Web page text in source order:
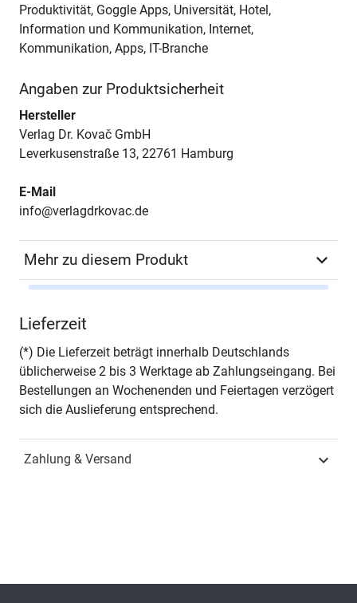
Produktivität, Goggle Apps, Universität, Hotel,
Information und Kommunikation, Internet,
Kommunikation, Apps, IT-Branche
Angaben zur Produktsicherheit
Hersteller
Verlag Dr. Kovač GmbH
Leverkusenstraße 13, 22761 Hamburg
E-Mail
info@verlagdrkovac.de
Mehr zu diesem Produkt
Seiten
Jahr Hamburg 2013
Schriftenreihe
Band 12
Lieferzeit
(*) Die Lieferzeit beträgt innerhalb Deutschlands
üblicherweise 2 bis 3 Werktage ab Zahlungseingang. Bei
Bestellungen an Wochenenden und Feiertagen verzögert
sich die Auslieferung entsprechend.
Zahlung & Versand